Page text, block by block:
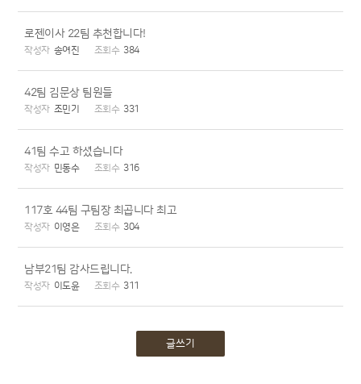
로젠이사 22팀 추천합니다!
송여진 384
42팀 김문상 팀원들
조민기 331
41팀 수고 하셨습니다
민동수 316
117호 44팀 구팀장 최곱니다 최고
이영은 304
남부21팀 감사드립니다.
이도윤 311
글쓰기